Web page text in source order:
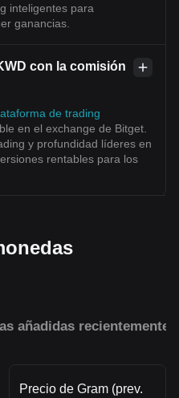
inteligentes para
ganancias.
con la comisión
de trading
en el exchange de Bitget.
y profundidad líderes en
rentables para los
añadidas recientemente
Precio de Gram (prev.